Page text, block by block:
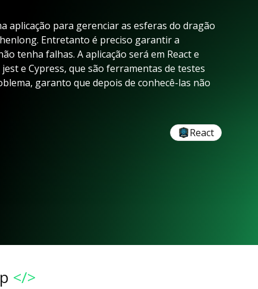
aplicação para gerenciar as esferas do dragão
Entretanto é preciso garantir a
tenha falhas. A aplicação será em React e
e Cypress, que são ferramentas de testes
garanto que depois de conhecê-las não
React
</>